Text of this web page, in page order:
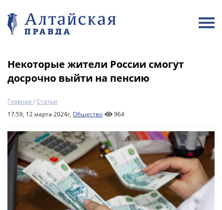
Некоторые жители России смогут
досрочно выйти на пенсию
Главная /Статьи
17:59, 12 марта 2024г, Общество 964